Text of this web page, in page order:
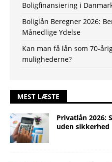
Boligfinansiering i
Boliglån Beregner 2026:
Månedlige Ydelse
Kan man få lån som 70-
mulighederne?
MEST LÆSTE
Privatlån 2026:
uden sikkerhed